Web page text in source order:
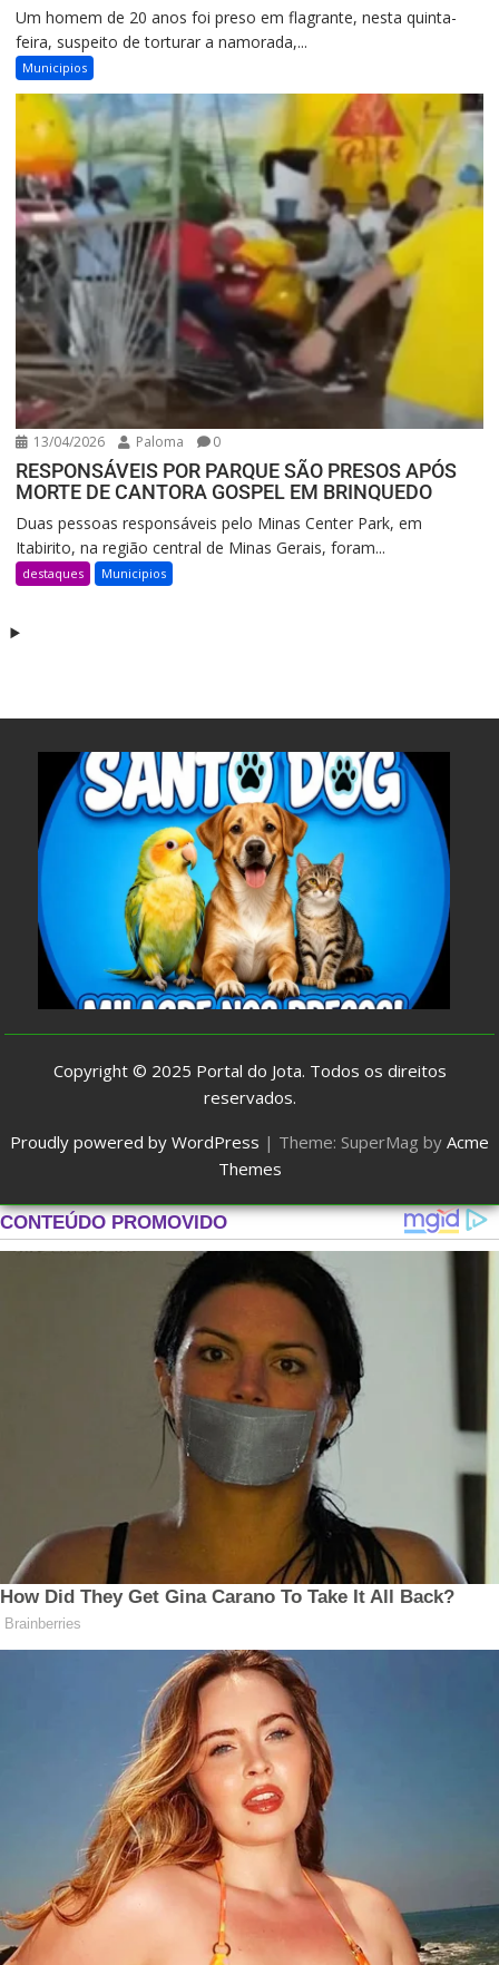
Um homem de 20 anos foi preso em flagrante, nesta quinta-
feira, suspeito de torturar a namorada,...
Municipios
13/04/2026 Paloma 0
RESPONSÁVEIS POR PARQUE SÃO PRESOS APÓS
MORTE DE CANTORA GOSPEL EM BRINQUEDO
Duas pessoas responsáveis pelo Minas Center Park, em
Itabirito, na região central de Minas Gerais, foram...
destaques Municipios
Copyright © 2025 Portal do Jota. Todos os direitos
reservados.
Proudly powered by WordPress | Theme: SuperMag by Acme
Themes